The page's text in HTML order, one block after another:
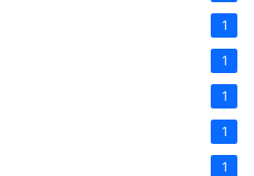
1
1
1
1
1